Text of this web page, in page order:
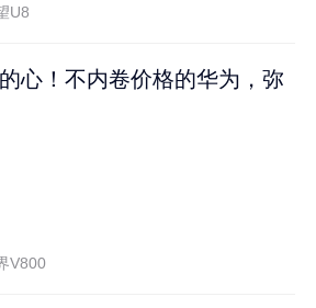
U8
心！不内卷价格的华为，弥
V800